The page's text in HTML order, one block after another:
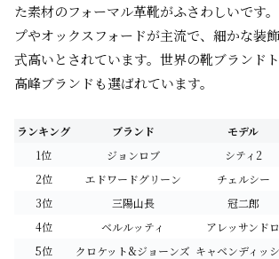
た素材のフォーマル革靴がふさわしいです
プやオックスフォードが主流で、細かな装
式高いとされています。世界の靴ブランド
高峰ブランドも選ばれています。
ランキング ブランド モデル
1位
ジョンロブ シティ2
2位
エドワードグリーン チェルシー
3位
三陽山長 冠二郎
4位
ベルルッティ アレッサンドロ
5位
クロケット&ジョーンズ キャベンディッ